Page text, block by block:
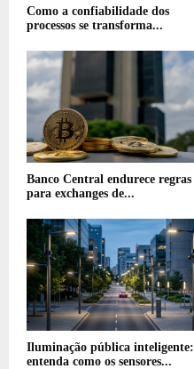
Como a confiabilidade dos
processos se transforma...
Banco Central endurece regras
para exchanges de...
Iluminação pública inteligente:
entenda como os sensores...